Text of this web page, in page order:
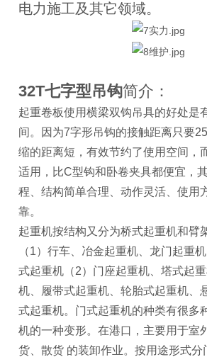
电力施工及其它领域。
32T七字型吊钩简介：
起重卷板使用横梁双钩吊具的好处是
间。因为7字形吊钩的接触距离只要
缩的距离短，有效节约了使用空间，
适用，比C型钩和卧卷夹具都便宜，
程、结构简单合理、动作灵活、使用
靠。
起重机按结构又分为桥式起重机和臂
（1）行车、冶金起重机、龙门起重
式起重机（2）门座起重机、塔式起
机、履带式起重机、轮胎式起重机、
式起重机。门式起重机的种类有很多
机的一种变形。在港口，主要用于室
货、散货 的装卸作业。按用途形式分